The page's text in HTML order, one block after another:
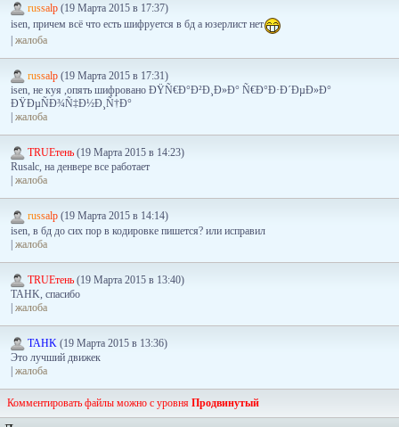
russalp (19 Марта 2015 в 17:37)
isen, причем всё что есть шифруется в бд а юзерлист нет
| жалоба
russalp (19 Марта 2015 в 17:31)
isen, не куя ,опять шифровано ÐŸÑ€Ð°Ð²Ð¸Ð»Ð° Ñ€Ð°Ð·Ð´ÐµÐ»Ð°
ÐŸÐµÑÐ¾Ñ‡Ð½Ð¸Ñ†Ð°
жалоба
TRUEтень (19 Марта 2015 в 14:23)
Rusalc, на денвере все работает
жалоба
russalp (19 Марта 2015 в 14:14)
isen, в бд до сих пор в кодировке пишется? или исправил
| жалоба
TRUEтень (19 Марта 2015 в 13:40)
TAHK, спасибо
| жалоба
TAHK (19 Марта 2015 в 13:36)
Это лучший движек
жалоба
Комментировать файлы можно с уровня Продвинутый